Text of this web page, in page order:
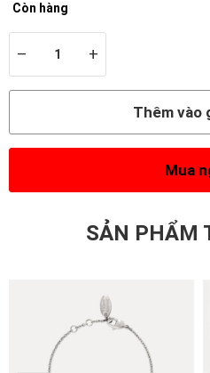
Còn hàng
– +
Thêm vào
Mua
SẢN PHẨM